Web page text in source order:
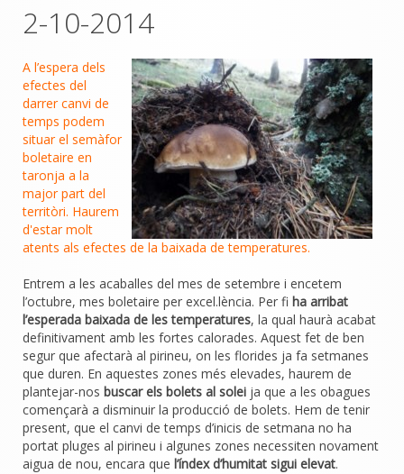
2-10-2014
A l’espera dels
efectes del
darrer canvi de
temps podem
situar el semàfor
boletaire en
taronja a la
major part del
territòri. Haurem
d'estar molt
atents als efectes de la baixada de temperatures.
Entrem a les acaballes del mes de setembre i encetem
l’octubre, mes boletaire per excel.lència. Per fi ha arribat
l’esperada baixada de les temperatures, la qual haurà acabat
definitivament amb les fortes calorades. Aquest fet de ben
segur que afectarà al pirineu, on les florides ja fa setmanes
que duren. En aquestes zones més elevades, haurem de
plantejar-nos buscar els bolets al solei ja que a les obagues
començarà a disminuir la producció de bolets. Hem de tenir
present, que el canvi de temps d’inicis de setmana no ha
portat pluges al pirineu i algunes zones necessiten novament
aigua de nou, encara que l’índex d’humitat sigui elevat.